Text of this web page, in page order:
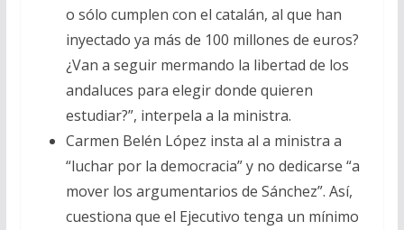
o sólo cumplen con el catalán, al que han
inyectado ya más de 100 millones de euros?
¿Van a seguir mermando la libertad de los
andaluces para elegir donde quieren
estudiar?”, interpela a la ministra.
Carmen Belén López insta al a ministra a
“luchar por la democracia” y no dedicarse “a
mover los argumentarios de Sánchez”. Así,
cuestiona que el Ejecutivo tenga un mínimo